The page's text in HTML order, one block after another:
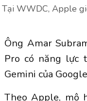
Tại WWDC, Apple
Ông Amar
Pro có năng lực
Gemini của
Theo Apple, mô